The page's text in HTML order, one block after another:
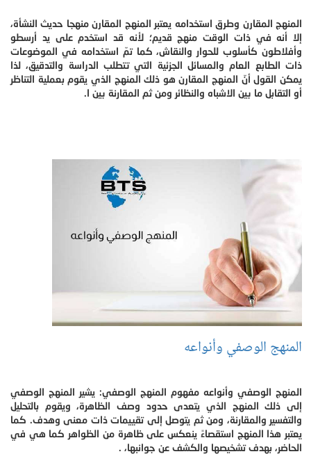
المنهج المقارن وطرق استخدامه يعتبر المنهج المقارن منهجا حديث النشأة،
إلا أنه في ذات الوقت منهج قديم؛ لأنه قد استخدم على يد أرسطو
وأفلاطون كأسلوب للحوار والنقاش، كما تمّ استخدامه في الموضوعات
ذات الطابع العام والمسائل الجزئية التي تتطلب الدراسة والتدقيق، لذا
يمكن القول أنّ المنهج المقارن هو ذلك المنهج الذي يقوم بعملية التناظر
أو التقابل ما بين الاشباه والنظائر ومن ثم المقارنة بين ا.
المنهج الوصفي وأنواعه
المنهج الوصفي وأنواعه مفهوم المنهج الوصفي: يشير المنهج الوصفي
إلى ذلك المنهج الذي يتعدى حدود وصف الظاهرة، ويقوم بالتحليل
والتفسير والمقارنة، ومن ثم يتوصل إلى تقييمات ذات معنى وهدف. كما
يعتبر هذا المنهج استقصاءً ينعكس على ظاهرة من الظواهر كما هي في
الحاضر، بهدف تشخيصها والكشف عن جوانبها، .